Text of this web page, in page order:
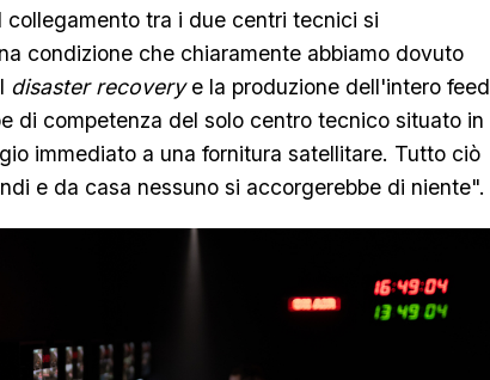
collegamento tra i due centri tecnici si
condizione che chiaramente abbiamo dovuto
disaster recoverye la produzione dell'intero feed
di competenza del solo centro tecnico situato in
immediato a una fornitura satellitare. Tutto ciò
e da casa nessuno si accorgerebbe di niente".